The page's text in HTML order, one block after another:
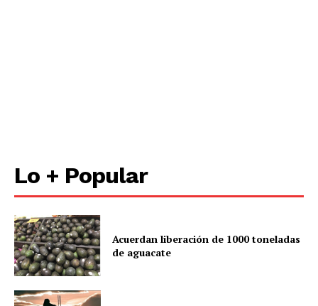
Lo + Popular
Acuerdan liberación de 1000 toneladas
de aguacate